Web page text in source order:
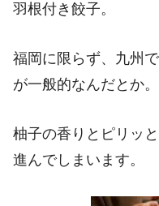
羽根付き餃子。
福岡に限らず、九州
が一般的なんだとか。
柚子の香りとピリッ
進んでしまいます。